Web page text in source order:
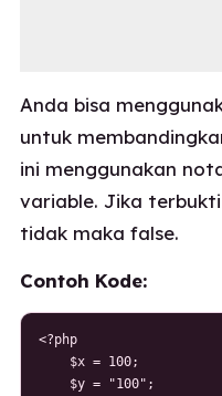
Anda bisa
untuk
ini menggunakan
variable. Jika terbukti
tidak maka false.
Contoh Kode:
<?php
    $x = 100;
    $y = "100";